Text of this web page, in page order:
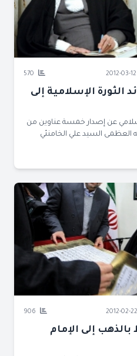
الإسلامية إلى
عن إصدار خمسة عناوين من
العظمى السيد علي الخامنئي
إلى الإمام